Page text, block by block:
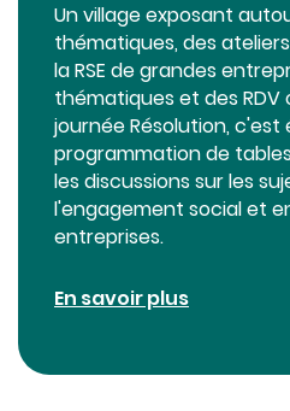
Un village exposant
thématiques, des
la RSE de grandes
thématiques et des RDV
journée Résolution,
programmation de
les discussions sur les
l'engagement social et
entreprises.
En savoir plus